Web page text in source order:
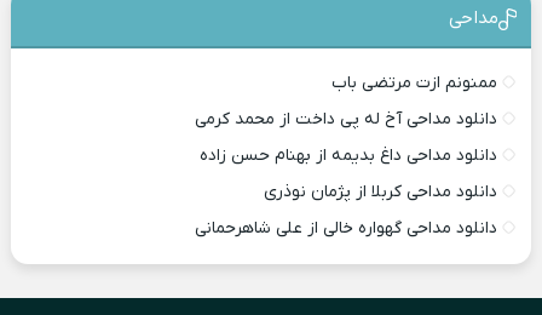
مداحی
ممنونم ازت مرتضی باب
دانلود مداحی آخ له پی داخت از محمد کرمی
دانلود مداحی داغ بدیمه از بهنام حسن زاده
دانلود مداحی کربلا از پژمان نوذری
دانلود مداحی گهواره خالی از علی شاهرحمانی